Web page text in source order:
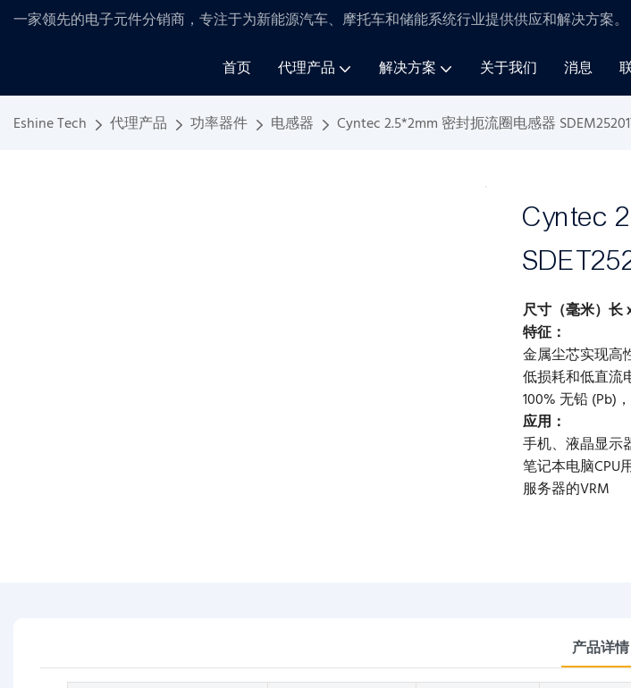
一家领先的电子元件分销商，专注于为新能源汽车、摩托车和储能系统行业提供供应和解决方案。
首页 代理产品 解决方案 关于我们 消息
Eshine Tech 代理产品 功率器件 电感器 Cyntec 2.5*2mm 密封扼流圈电感器
Cyntec
尺寸（毫米）长
特征：
金属尘芯实现高
低损耗和低直流
100% 无铅 (Pb)
应用：
手机、液晶显示
笔记本电脑CPU
服务器的VRM
产品详情